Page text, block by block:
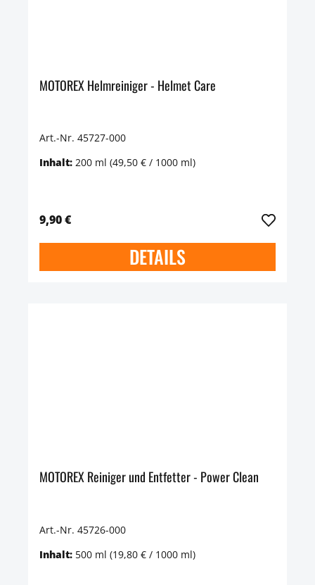
MOTOREX Helmreiniger - Helmet Care
Art.-Nr. 45727-000
Inhalt: 200 ml (49,50 € / 1000 ml)
9,90 €
DETAILS
MOTOREX Reiniger und Entfetter - Power Clean
Art.-Nr. 45726-000
Inhalt: 500 ml (19,80 € / 1000 ml)